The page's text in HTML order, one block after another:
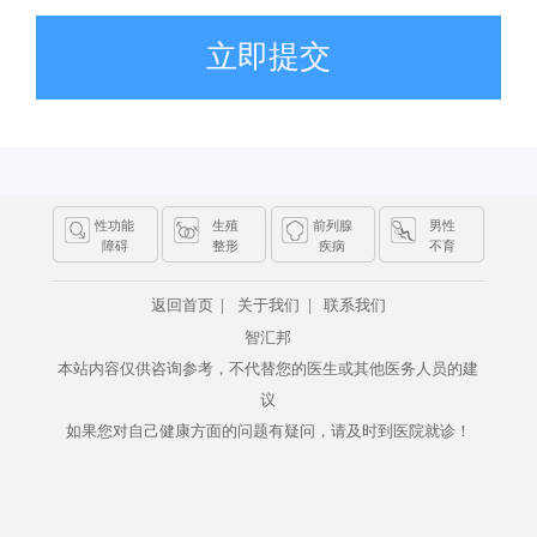
立即提交
性功能
障碍
生殖
整形
前列腺
疾病
男性
不育
返回首页 | 关于我们 |
联系我们
智汇邦
本站内容仅供咨询参考，不代替您的医生或其他医务人员的建
议
如果您对自己健康方面的问题有疑问，请及时到医院就诊！